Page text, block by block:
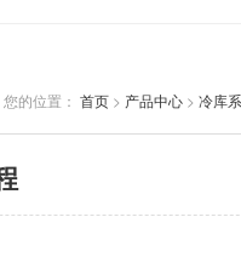
您的位置： 首页 > 产品中心 > 冷库